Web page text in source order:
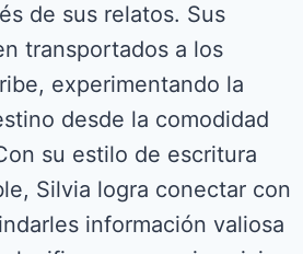
de sus relatos. Sus
transportados a los
experimentando la
desde la comodidad
su estilo de escritura
Silvia logra conectar con
información valiosa